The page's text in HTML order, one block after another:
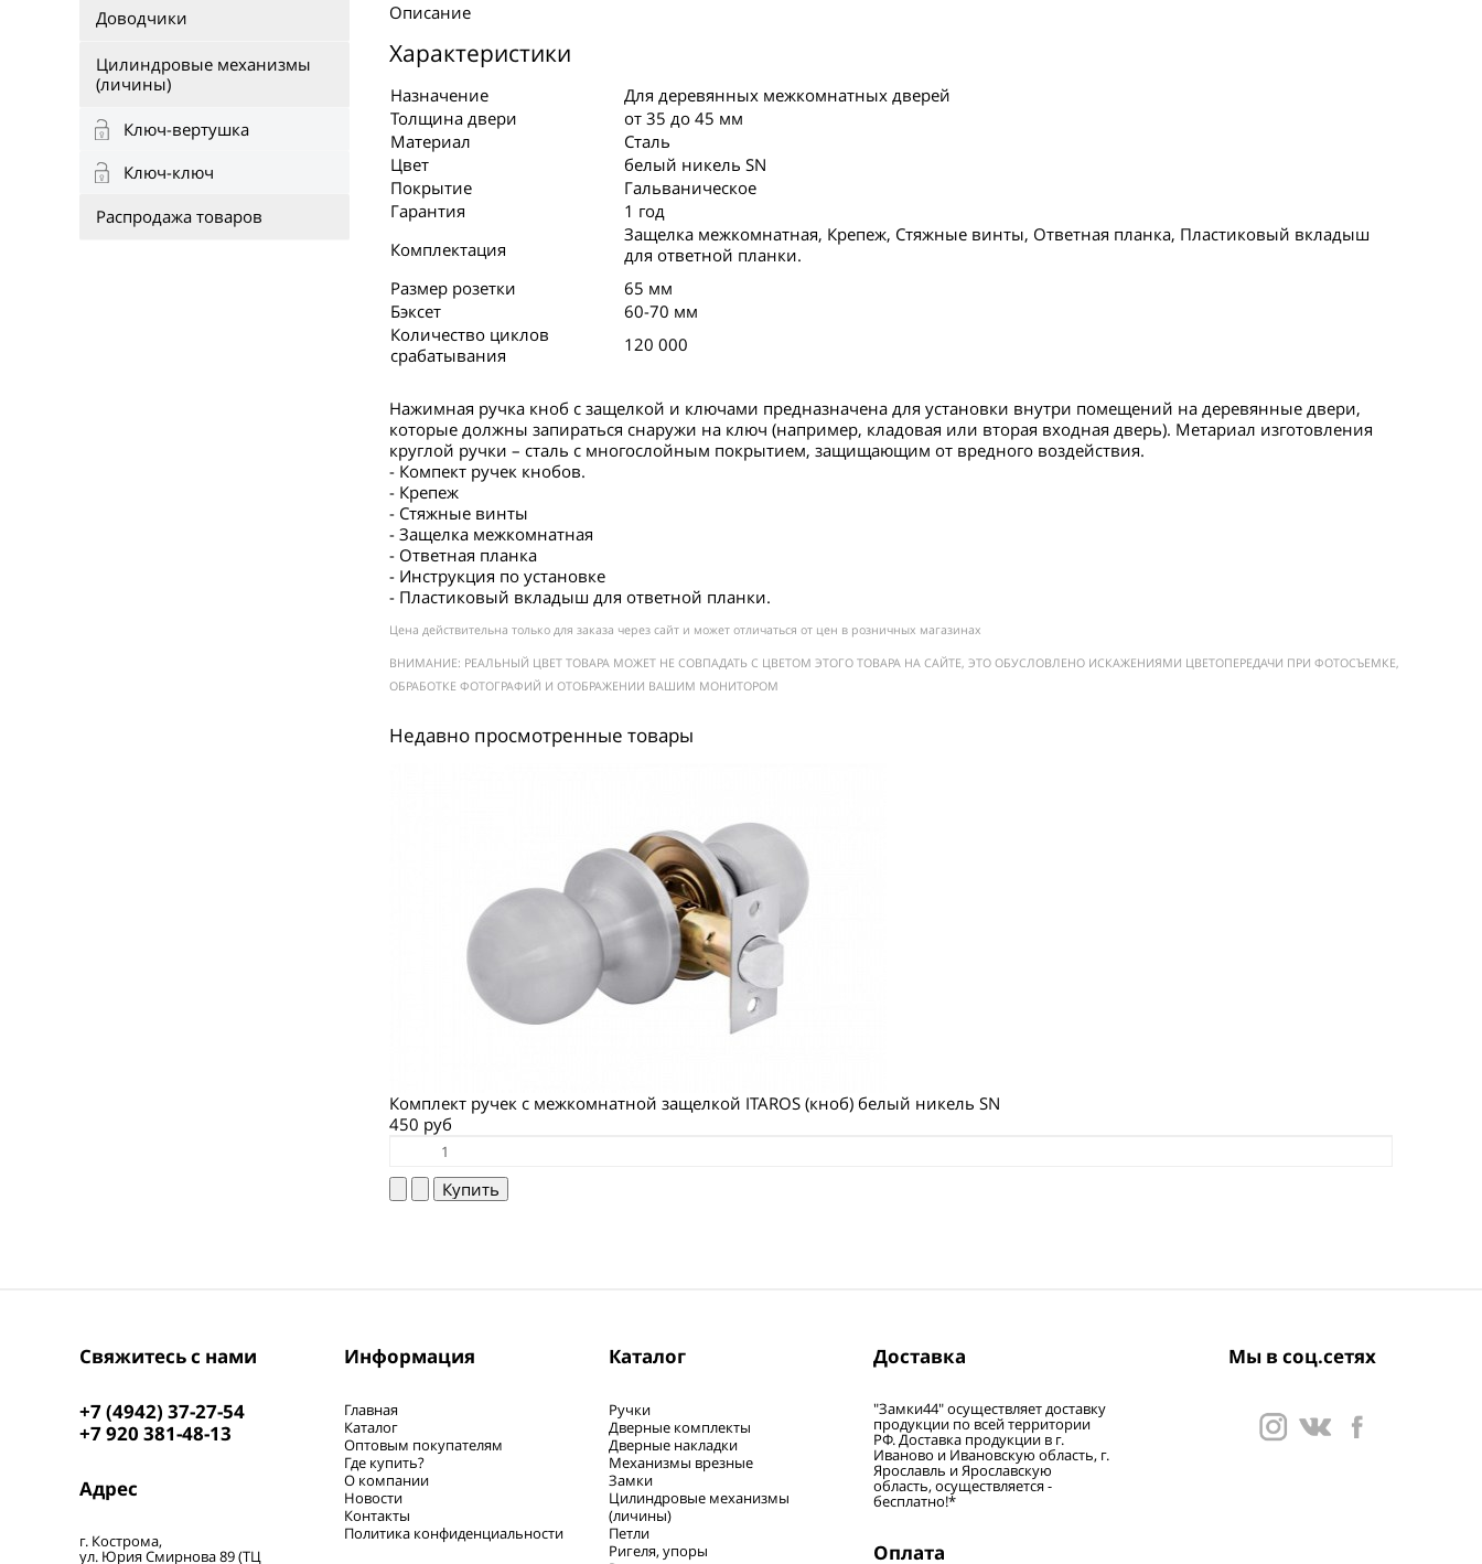
Доводчики
Цилиндровые механизмы
(личины)
Ключ-вертушка
Ключ-ключ
Распродажа товаров
Описание
Характеристики
Назначение
Для деревянных межкомнатных дверей
Толщина двери
от 35 до 45 мм
Материал
Сталь
Цвет
белый никель SN
Покрытие
Гальваническое
Гарантия
1 год
Комплектация
Защелка межкомнатная, Крепеж, Стяжные винты, Ответная планка, Пластиковый вкладыш
для ответной планки.
Размер розетки
65 мм
Бэксет
60-70 мм
Количество циклов
срабатывания
120 000
Нажимная ручка кноб с защелкой и ключами предназначена для установки внутри помещений на деревянные двери,
которые должны запираться снаружи на ключ (например, кладовая или вторая входная дверь). Метариал изготовления
круглой ручки – сталь с многослойным покрытием, защищающим от вредного воздействия.
- Компект ручек кнобов.
- Крепеж
- Стяжные винты
- Защелка межкомнатная
- Ответная планка
- Инструкция по установке
- Пластиковый вкладыш для ответной планки.
Цена действительна только для заказа через сайт и может отличаться от цен в розничных магазинах
ВНИМАНИЕ: РЕАЛЬНЫЙ ЦВЕТ ТОВАРА МОЖЕТ НЕ СОВПАДАТЬ С ЦВЕТОМ ЭТОГО ТОВАРА НА САЙТЕ, ЭТО ОБУСЛОВЛЕНО ИСКАЖЕНИЯМИ ЦВЕТОПЕРЕДАЧИ ПРИ ФОТОСЪЕМКЕ,
ОБРАБОТКЕ ФОТОГРАФИЙ И ОТОБРАЖЕНИИ ВАШИМ МОНИТОРОМ
Недавно просмотренные товары
Комплект ручек с межкомнатной защелкой ITAROS (кноб) белый никель SN
450 руб
Свяжитесь с нами
+7 (4942) 37-27-54
+7 920 381-48-13
Адрес
г. Кострома,
ул. Юрия Смирнова 89 (ТЦ
Информация
Главная
Каталог
Оптовым покупателям
Где купить?
О компании
Новости
Контакты
Политика конфиденциальности
Каталог
Ручки
Дверные комплекты
Дверные накладки
Механизмы врезные
Замки
Цилиндровые механизмы
(личины)
Петли
Ригеля, упоры
Доставка
"Замки44" осуществляет доставку
продукции по всей территории
РФ. Доставка продукции в г.
Иваново и Ивановскую область, г.
Ярославль и Ярославскую
область, осуществляется -
бесплатно!*
Оплата
Мы в соц.сетях